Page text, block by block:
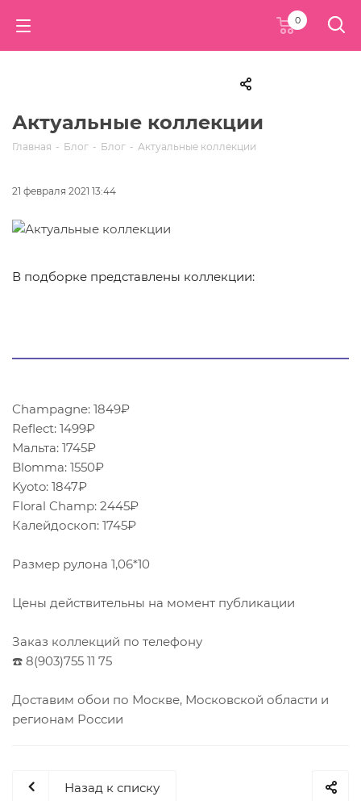
0
Актуальные коллекции
Главная - Блог - Блог - Актуальные коллекции
21 февраля 2021 13:44
В подборке представлены коллекции:
Champagne: 1849₽
Reflect: 1499₽
Мальта: 1745₽
Blomma: 1550₽
Kyoto: 1847₽
Floral Champ: 2445₽
Калейдоскоп: 1745₽
Размер рулона 1,06*10
Цены действительны на момент публикации
Заказ коллекций по телефону
☎️ 8(903)755 11 75
Доставим обои по Москве, Московской области и
регионам России
Назад к списку